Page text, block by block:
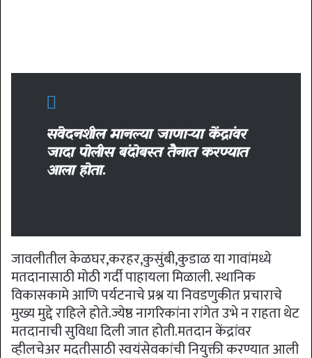
संवेदनशील मानल्या जाणाऱ्या केंद्रांवर
जादा पोलीस बंदोबस्त तैनात करण्यात
आला होता.
जावलीतील केळघर,करहर,कुसुंबी,कुडाळ या गावांमध्ये
मतदानासाठी मोठी गर्दी पाहायला मिळाली. स्थानिक
विकासकामे आणि पर्यटनाचे प्रश्न या निवडणुकीत प्रचाराचे
मुख्य मुद्दे राहिले होते.ज्येष्ठ नागरिकांना रांगेत उभे न राहता थेट
मतदानाची सुविधा दिली जात होती.मतदान केंद्रांवर
व्हीलचेअर मदतीसाठी स्वयंसेवकांची नियुक्ती करण्यात आली